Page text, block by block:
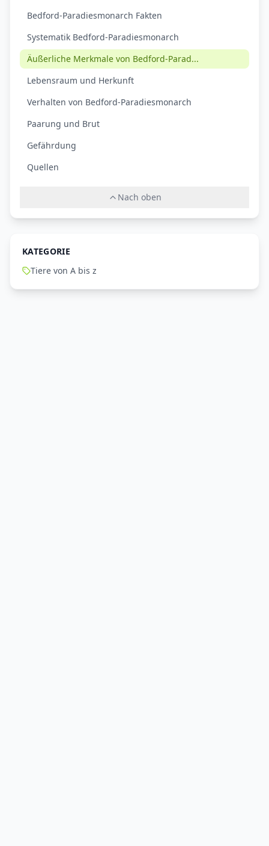
Bedford-Paradiesmonarch Fakten
Systematik Bedford-Paradiesmonarch
Äußerliche Merkmale von Bedford-Parad...
Lebensraum und Herkunft
Verhalten von Bedford-Paradiesmonarch
Paarung und Brut
Gefährdung
Quellen
Nach oben
KATEGORIE
Tiere von A bis z